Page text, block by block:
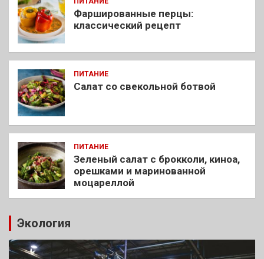
Фаршированные перцы:
классический рецепт
ПИТАНИЕ
Салат со свекольной ботвой
ПИТАНИЕ
Зеленый салат с брокколи, киноа,
орешками и маринованной
моцареллой
Экология